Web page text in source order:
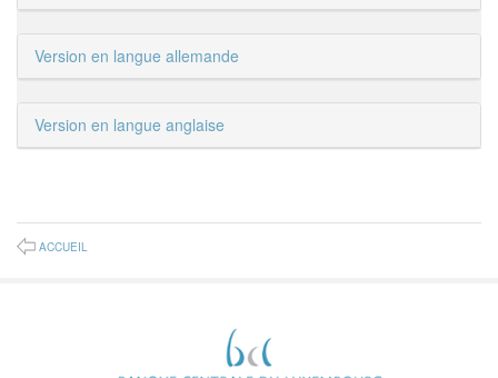
Version en langue allemande
Version en langue anglaise
ACCUEIL